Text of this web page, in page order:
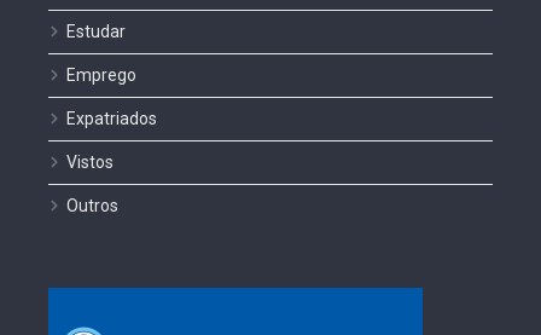
Estudar
Emprego
Expatriados
Vistos
Outros